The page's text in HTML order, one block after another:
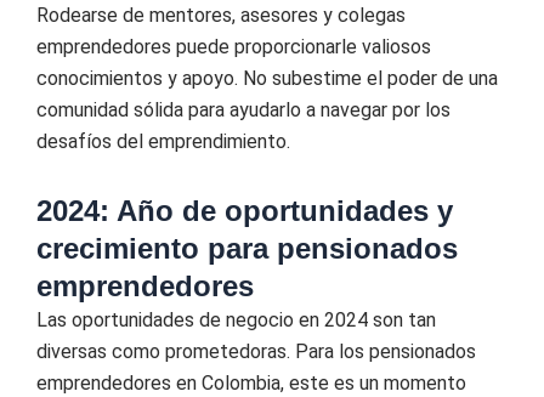
Rodearse de mentores, asesores y colegas
emprendedores puede proporcionarle valiosos
conocimientos y apoyo. No subestime el poder de una
comunidad sólida para ayudarlo a navegar por los
desafíos del emprendimiento.
2024: Año de oportunidades y
crecimiento para pensionados
emprendedores
Las oportunidades de negocio en 2024 son tan
diversas como prometedoras. Para los pensionados
emprendedores en Colombia, este es un momento